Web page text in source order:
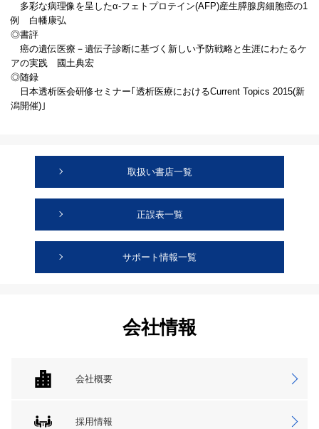
多彩な病理像を呈したα-フェトプロテイン(AFP)産生膵腺房細胞癌の1
例 白幡康弘
◎書評
癌の遺伝医療－遺伝子診断に基づく新しい予防戦略と生涯にわたるケ
アの実践 國土典宏
◎随録
日本透析医会研修セミナー｢透析医療におけるCurrent Topics 2015(新
潟開催)｣
取扱い書店一覧
正誤表一覧
サポート情報一覧
会社情報
会社概要
採用情報